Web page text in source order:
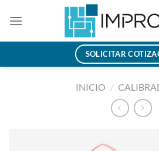
SOLICITAR
INICIO /